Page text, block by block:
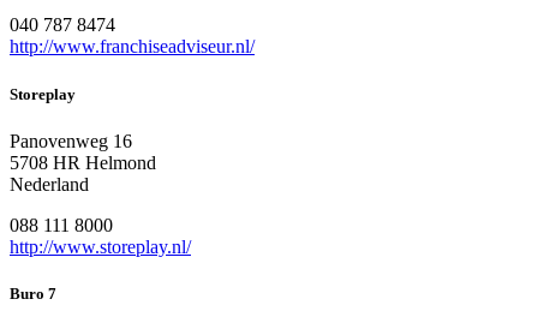
040 787 8474
http://www.franchiseadviseur.nl/
Storeplay
Panovenweg 16
5708 HR Helmond
Nederland
088 111 8000
http://www.storeplay.nl/
Buro 7